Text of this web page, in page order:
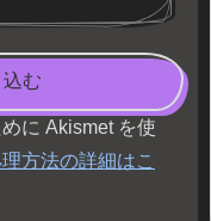
む
に Akismet を使
方法の詳細はこ